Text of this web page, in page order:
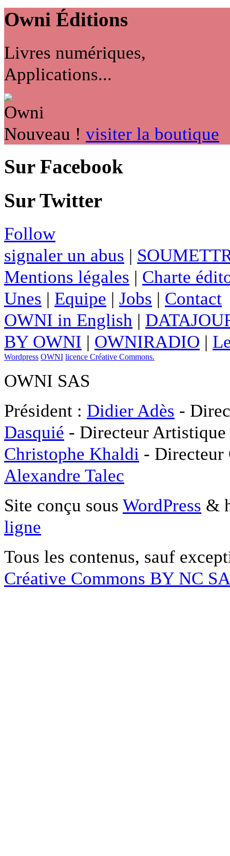
Owni Éditions
Livres numériques,
Applications...
Nouveau ! visiter la boutique
Sur Facebook
Sur Twitter
Follow
signaler un abus |
Mentions légales | Charte
Unes | Equipe | Jobs | Contact
OWNI in English |
BY OWNI | OWNIRADIO |
Wordpress OWNI licence Créative Commons.
OWNI SAS
Président : Didier Adès -
Dasquié - Directeur
Christophe Khaldi -
Alexandre Talec
Site conçu sous WordPress &
ligne
Tous les contenus, sauf
Créative Commons BY NC SA